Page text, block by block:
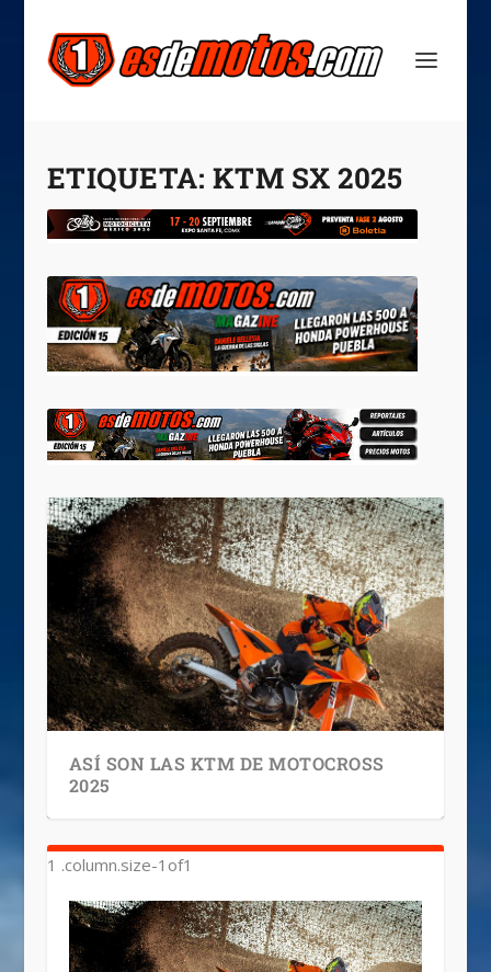
ETIQUETA: KTM SX 2025
ASÍ SON LAS KTM DE MOTOCROSS
2025